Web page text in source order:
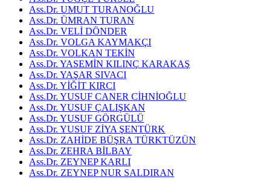
Ass.Dr. UMUT TURANOĞLU
Ass.Dr. ÜMRAN TURAN
Ass.Dr. VELİ DÖNDER
Ass.Dr. VOLGA KAYMAKÇI
Ass.Dr. VOLKAN TEKİN
Ass.Dr. YASEMİN KILINÇ KARAKAŞ
Ass.Dr. YAŞAR SIVACI
Ass.Dr. YİĞİT KIRCI
Ass.Dr. YUSUF CANER CİHNİOĞLU
Ass.Dr. YUSUF ÇALIŞKAN
Ass.Dr. YUSUF GÖRGÜLÜ
Ass.Dr. YUSUF ZİYA ŞENTÜRK
Ass.Dr. ZAHİDE BÜŞRA TÜRKTÜZÜN
Ass.Dr. ZEHRA BİLBAY
Ass.Dr. ZEYNEP KARLI
Ass.Dr. ZEYNEP NUR SALDIRAN